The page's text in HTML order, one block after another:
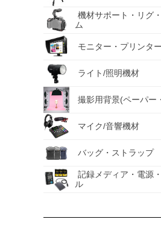
機材サポート・リグ
ム
モニター・プリンタ
ライト/照明機材
撮影用背景(ペーパー
マイク/音響機材
バッグ・ストラップ
記録メディア・電源
ル